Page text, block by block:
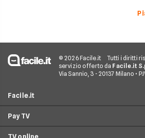
© 2026 Facile.it Tutti i diritti
servizio offerto da Facile.it
Via Sannio, 3 - 20137 Milano •
Facile.it
Assicurazioni
Pay TV